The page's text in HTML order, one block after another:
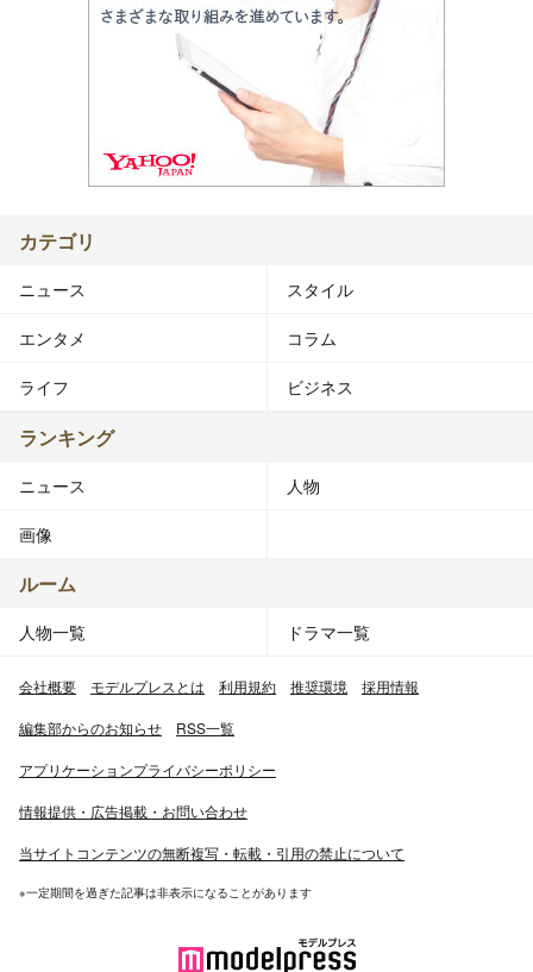
カテゴリ
ニュース スタイル
エンタメ コラム
ライフ ビジネス
ランキング
ニュース 人物
画像
ルーム
人物一覧 ドラマ一覧
会社概要 モデルプレスとは 利用規約 推奨環境 採用情報
編集部からのお知らせ RSS一覧
アプリケーションプライバシーポリシー
情報提供・広告掲載・お問い合わせ
当サイトコンテンツの無断複写・転載・引用の禁止について
※一定期間を過ぎた記事は非表示になることがあります